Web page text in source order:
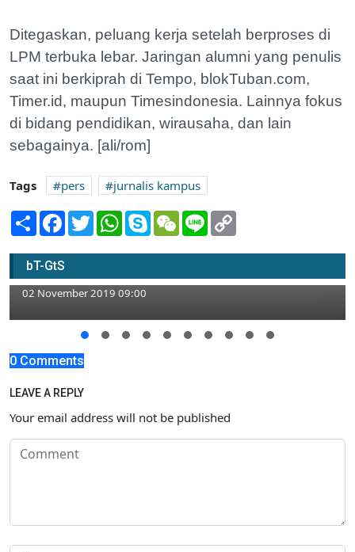
Ditegaskan, peluang kerja setelah berproses di
LPM terbuka lebar. Jaringan alumni yang penulis
saat ini berkiprah di Tempo, blokTuban.com,
Timer.id, maupun Timesindonesia. Lainnya fokus
di bidang pendidikan, wirausaha, dan lain
sebagainya. [ali/rom]
Tags pers
jurnalis kampus
Share Facebook
TwitterWhatsApp
SkypeWeChatLine
bT-GtS
Diklatsar Jurnalistik, Majalah Blantika
SMAN 1 Rengel Fokus Materi News
02 November 2019 09:00
0 Comments
LEAVE A REPLY
Your email address will not be published